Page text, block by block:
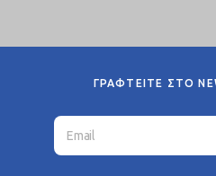
ΓΡΑΦΤΕΙΤΕ ΣΤΟ